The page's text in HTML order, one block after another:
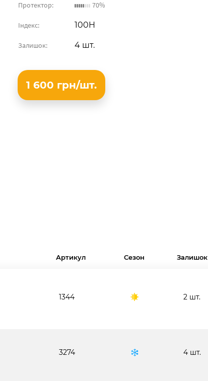
Протектор: 70%
Індекс: 100H
Залишок: 4 шт.
1 600 грн/шт.
Артикул Сезон Залишок
1344 2 шт.
3274 4 шт.